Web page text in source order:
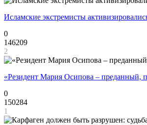
Исламские экстремисты
0
146209
2
«Резидент Мария Осипова – преданный,
0
150284
1